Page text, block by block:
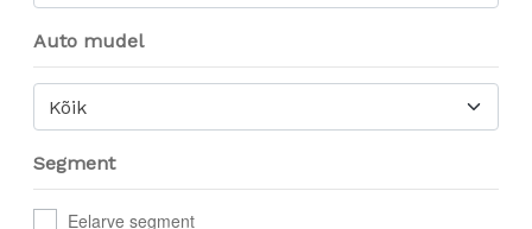
Auto mudel
Kõik
Segment
Eelarve segment